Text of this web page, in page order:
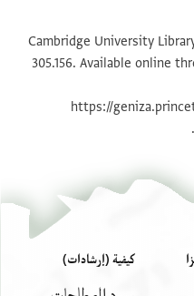
تكبير و تدوير
Cambridge University
305.156. Available online
https://
كيفية (إرشادات)